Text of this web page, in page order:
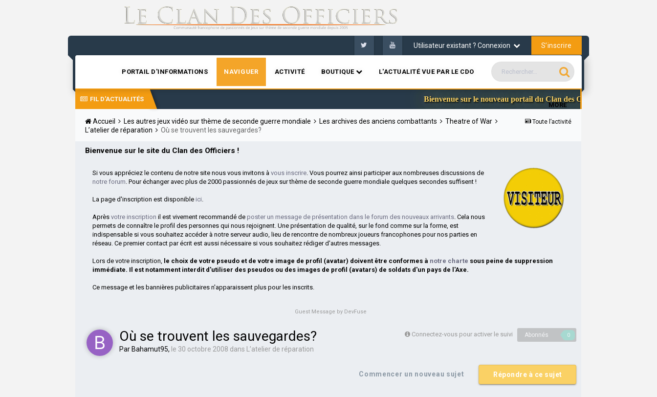
Utilisateur existant ? Connexion S’inscrire
PORTAIL D'INFORMATIONS NAVIGUER ACTIVITÉ BOUTIQUE L'ACTUALITÉ VUE PAR LE CDO
MORE
FIL D'ACTUALITÉS Bienvenue sur le nouveau portail du Clan des Officiers
Toute l’activité
Accueil Les autres jeux vidéo sur thème de seconde guerre mondiale Les archives des anciens combattants
Theatre of War
L’atelier de réparation
Où se trouvent les sauvegardes?
Bienvenue sur le site du Clan des Officiers !
Si vous appréciez le contenu de notre site nous vous invitons àvous inscrire . Vous pourrez ainsi participer aux nombreuses discussions de
notre forum . Pour échanger avec plus de 2000 passionnés de jeux sur thème de seconde guerre mondiale quelques secondes suffisent !
La page d'inscription est disponible ici
Aprèsvotre inscription il est vivement recommandé de poster un message de présentation dans le forum des nouveaux arrivants . Cela nous
permets de connaître le profil des personnes qui nous rejoignent. Une présentation de qualité, sur le fond comme sur la forme, est
indispensable si vous souhaitez accéder à notre serveur audio, lieu de rencontre de nombreux joueurs francophones pour nos parties en
réseau. Ce premier contact par écrit est aussi nécessaire si vous souhaitez rédiger d'autres messages.
Lors de votre inscription, le choix de votre pseudo et de votre image de profil (avatar) doivent être conformes à notre charte sous peine de suppression
immédiate. Il est notamment interdit d'utiliser des pseudos ou des images de profil (avatars) de soldats d'un pays de l'Axe.
Ce message et les bannières publicitaires n'apparaissent plus pour les inscrits.
Guest Message by DevFuse
Connectez-vous pour activer le suivi Abonnés 0
Où se trouvent les sauvegardes?
Par Bahamut95, le 30 octobre 2008 dans L’atelier de réparation
Répondre à ce sujet
Commencer un nouveau sujet